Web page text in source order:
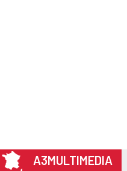
A3MULTIMEDIA